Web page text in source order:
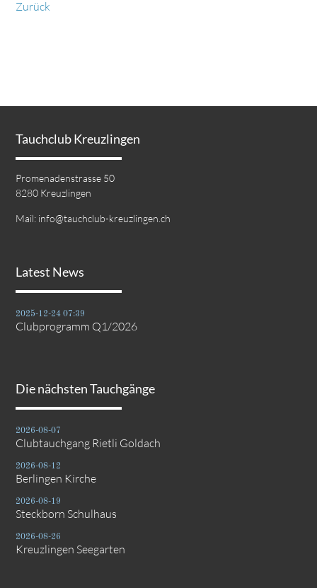
Zurück
Tauchclub Kreuzlingen
Promenadenstrasse 50
8280 Kreuzlingen
Mail: info@tauchclub-kreuzlingen.ch
Latest News
2025-12-24 07:39
Clubprogramm Q1/2026
Die nächsten Tauchgänge
2026-08-07
Clubtauchgang Rietli Goldach
2026-08-12
Berlingen Kirche
2026-08-19
Steckborn Schulhaus
2026-08-26
Kreuzlingen Seegarten